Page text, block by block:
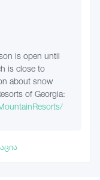
is open until
is close to
about snow
of Georgia: